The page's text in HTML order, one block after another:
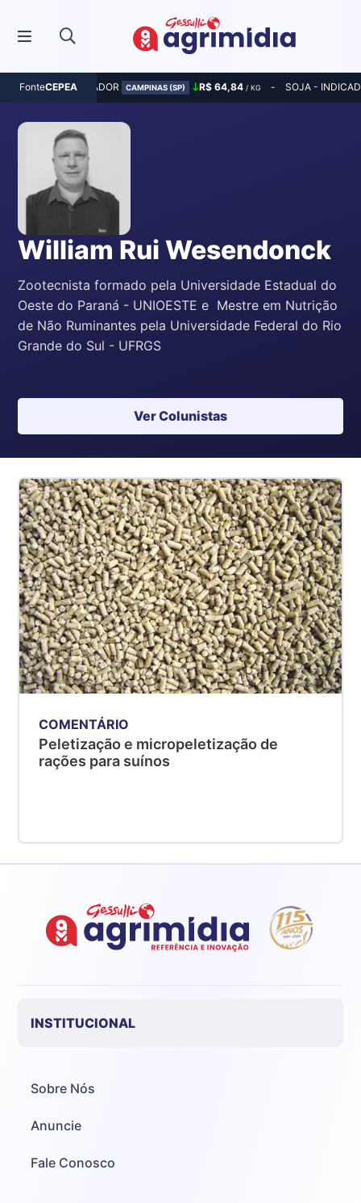
FonteCEPEA
MILHO - INDICADOR CAMPINAS (SP) R$ 64,84 / KG SOJA -
William Rui Wesendonck
Zootecnista formado pela Universidade Estadual do
Oeste do Paraná - UNIOESTE e Mestre em Nutrição
de Não Ruminantes pela Universidade Federal do Rio
Grande do Sul - UFRGS
Ver Colunistas
COMENTÁRIO
Peletização e micropeletização de
rações para suínos
INSTITUCIONAL
Sobre Nós
Anuncie
Fale Conosco